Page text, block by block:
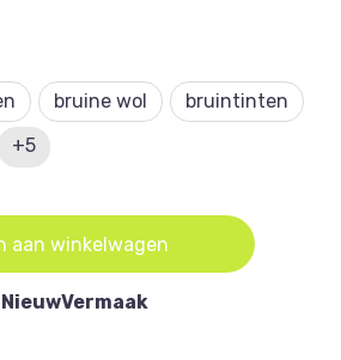
om te mazen op breiwerk dat
bruine wol
bruintinten
+5
aan winkelwagen
NieuwVermaak